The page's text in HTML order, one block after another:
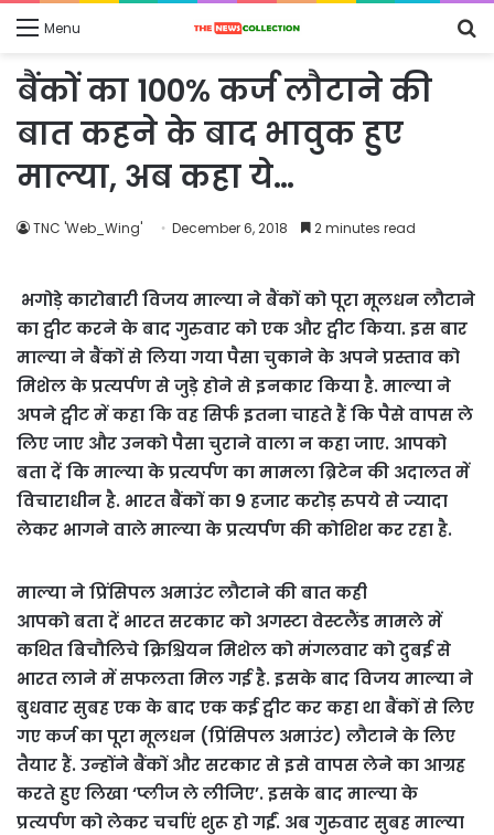
Menu
बैंकों का 100% कर्ज लौटाने की
बात कहने के बाद भावुक हुए
माल्या, अब कहा ये…
TNC 'Web_Wing' December 6, 2018 2 minutes read
भगोड़े कारोबारी विजय माल्या ने बैंकों को पूरा मूलधन लौटाने
का ट्वीट करने के बाद गुरुवार को एक और ट्वीट किया. इस बार
माल्या ने बैंकों से लिया गया पैसा चुकाने के अपने प्रस्ताव को
मिशेल के प्रत्यर्पण से जुड़े होने से इनकार किया है. माल्या ने
अपने ट्वीट में कहा कि वह सिर्फ इतना चाहते हैं कि पैसे वापस ले
लिए जाए और उनको पैसा चुराने वाला न कहा जाए. आपको
बता दें कि माल्या के प्रत्यर्पण का मामला ब्रिटेन की अदालत में
विचाराधीन है. भारत बैंकों का 9 हजार करोड़ रुपये से ज्यादा
लेकर भागने वाले माल्या के प्रत्यर्पण की कोशिश कर रहा है.
माल्या ने प्रिंसिपल अमाउंट लौटाने की बात कही
आपको बता दें भारत सरकार को अगस्टा वेस्टलैंड मामले में
कथित बिचौलिचे क्रिश्चियन मिशेल को मंगलवार को दुबई से
भारत लाने में सफलता मिल गई है. इसके बाद विजय माल्या ने
बुधवार सुबह एक के बाद एक कई ट्वीट कर कहा था बैंकों से लिए
गए कर्ज का पूरा मूलधन (प्रिंसिपल अमाउंट) लौटाने के लिए
तैयार हैं. उन्‍होंने बैंकों और सरकार से इसे वापस लेने का आग्रह
करते हुए लिखा ‘प्लीज ले लीजिए’. इसके बाद माल्या के
प्रत्यर्पण को लेकर चर्चाएं शुरू हो गईं. अब गुरुवार सुबह माल्या